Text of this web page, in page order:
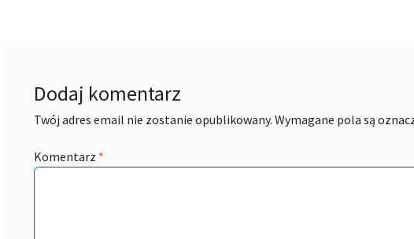
Dodaj komentarz
Twój adres email nie zostanie opublikowany. Wymagane pola są
Komentarz *